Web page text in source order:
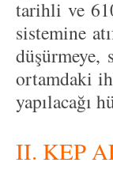
tarihli ve
sistemine
düşürmeye,
ortamdaki
yapılacağı
II. KEP